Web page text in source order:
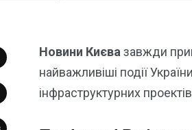
Новини Києва завжди
найважливіші події
інфраструктурних